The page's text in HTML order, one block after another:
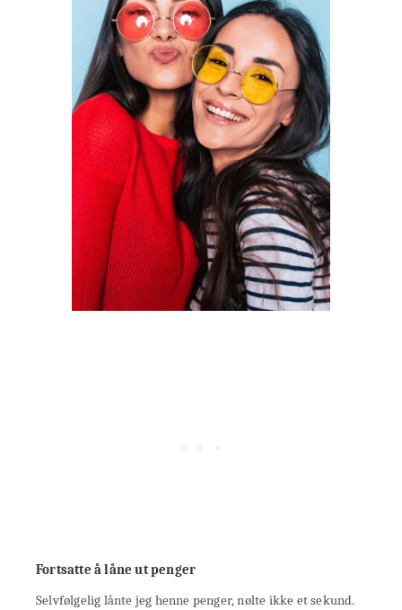
Fortsatte å låne ut penger
Selvfølgelig lånte jeg henne penger, nølte ikke et sekund.